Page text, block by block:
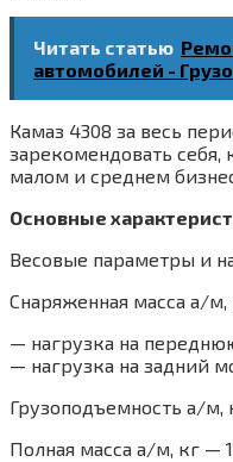
Читать статью
автомобилей -
Камаз 4308 за весь
зарекомендовать
малом и среднем
Основные
Весовые параметры и
Снаряженная масса а/
— нагрузка на
— нагрузка на задний
Грузоподъемность а/м,
Полная масса а/м, кг —